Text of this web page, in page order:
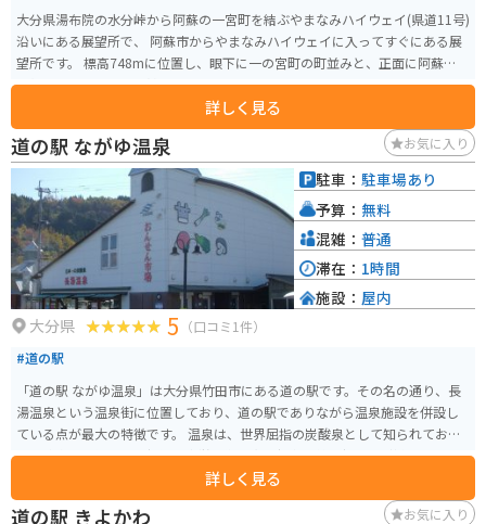
大分県湯布院の水分峠から阿蘇の一宮町を結ぶやまなみハイウェイ(県道11号)
沿いにある展望所で、 阿蘇市からやまなみハイウェイに入ってすぐにある展
望所です。 標高748mに位置し、眼下に一の宮町の町並みと、正面に阿蘇五岳
を望みます。阿蘇の外輪山の一部になります。
詳しく見る
道の駅 ながゆ温泉 お気に入り
大分県 5 （口コミ1件）
#道の駅
「道の駅 ながゆ温泉」は大分県竹田市にある道の駅です。その名の通り、長
湯温泉という温泉街に位置しており、道の駅でありながら温泉施設を併設し
ている点が最大の特徴です。 温泉は、世界屈指の炭酸泉として知られてお
り、飲泉も可能です。効能は疲労回復や血行促進、美肌効果など様々で、多
くの観光客が訪れます。隣接する「ガニ湯」は、川沿いに作られた露天風呂
で、無料で入浴することができます。 バイクでのツーリングにも最適な場所
詳しく見る
駐車： 駐車場あり
予算： 無料
混雑： 普通
滞在： 1時間
施設： 屋内
道の駅 きよかわ お気に入り